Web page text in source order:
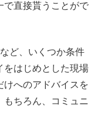
で直接貰うことがで
ど、いくつか条件
をはじめとした現場
けへのアドバイスを
もちろん、コミュニ